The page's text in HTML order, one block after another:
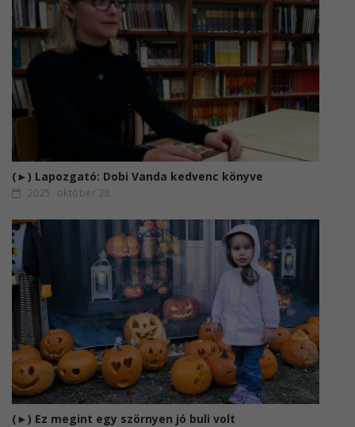
(►) Lapozgató: Dobi Vanda kedvenc könyve
2025. október 28.
(►) Ez megint egy szörnyen jó buli volt